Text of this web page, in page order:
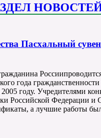
Пасхальный
года гражданственности
году. Учредителями
Российской Федерации и
а лучшие работы